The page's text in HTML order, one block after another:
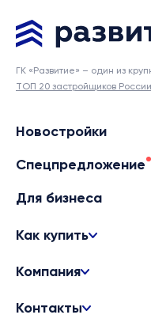
ГК «Развитие» – один из
ТОП 20 застройщиков
Новостройки
Спецпредложение
Для бизнеса
Как купить
Компания
Контакты